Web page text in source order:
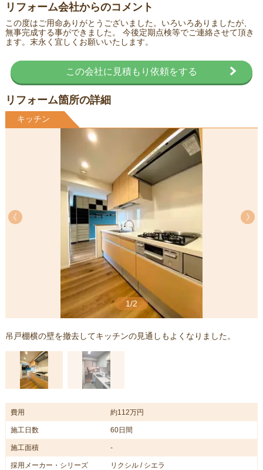
リフォーム会社からのコメント
この度はご用命ありがとうございました。いろいろありましたが、
無事完成する事ができました。 今後定期点検等でご連絡させて頂き
ます。末永く宜しくお願いいたします。
この会社に見積もり依頼をする
リフォーム箇所の詳細
キッチン
1/2
《
《
吊戸棚横の壁を撤去してキッチンの見通しもよくなりました。
費用 約112万円
施工日数 60日間
施工面積 -
採用メーカー・シリーズ リクシル / シエラ